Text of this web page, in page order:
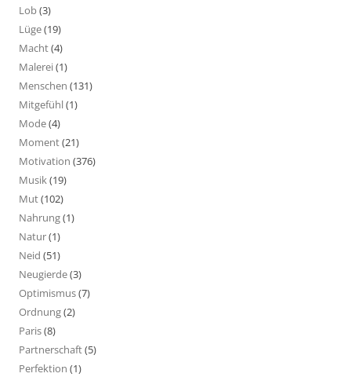
Lob(3)
Lüge(19)
Macht(4)
Malerei(1)
Menschen (131)
Mitgefühl(1)
Mode(4)
Moment(21)
Motivation (376)
Musik(19)
Mut(102)
Nahrung(1)
Natur(1)
Neid (51)
Neugierde(3)
Optimismus(7)
Ordnung(2)
Paris(8)
Partnerschaft(5)
Perfektion (1)